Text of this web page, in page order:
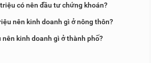
có nên đầu tư chứng khoán?
nên kinh doanh gì ở nông thôn?
nên kinh doanh gì ở thành phố?